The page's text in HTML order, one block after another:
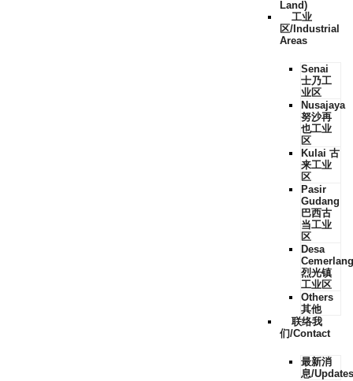
Land)
工业
区/Industrial
Areas
Senai
士乃工
业区
Nusajaya
努沙再
也工业
区
Kulai 古
来工业
区
Pasir
Gudang
巴西古
当工业
区
Desa
Cemerlang
烈光镇
工业区
Others
其他
联络我
们/Contact
最新消
息/Updates